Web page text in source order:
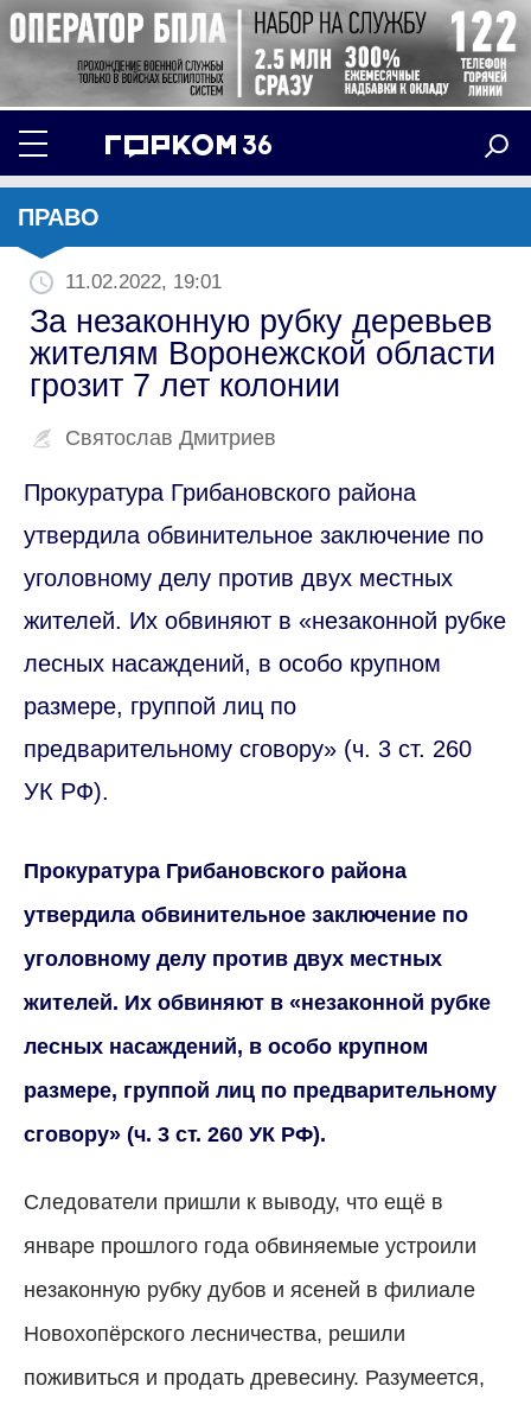
ПРАВО
11.02.2022, 19:01
За незаконную рубку деревьев
жителям Воронежской области
грозит 7 лет колонии
Святослав Дмитриев
Прокуратура Грибановского района
утвердила обвинительное заключение по
уголовному делу против двух местных
жителей. Их обвиняют в «незаконной рубке
лесных насаждений, в особо крупном
размере, группой лиц по
предварительному сговору» (ч. 3 ст. 260
УК РФ).
Прокуратура Грибановского района
утвердила обвинительное заключение по
уголовному делу против двух местных
жителей. Их обвиняют в «незаконной рубке
лесных насаждений, в особо крупном
размере, группой лиц по предварительному
сговору» (ч. 3 ст. 260 УК РФ).
Следователи пришли к выводу, что ещё в
январе прошлого года обвиняемые устроили
незаконную рубку дубов и ясеней в филиале
Новохопёрского лесничества, решили
поживиться и продать древесину. Разумеется,